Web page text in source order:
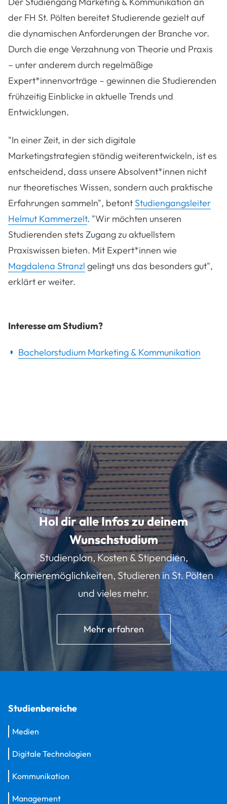
der FH St. Pölten bereitet Studierende gezielt auf
die dynamischen Anforderungen der Branche vor.
Durch die enge Verzahnung von Theorie und Praxis
– unter anderem durch regelmäßige
Expert*innenvorträge – gewinnen die Studierenden
frühzeitig Einblicke in aktuelle Trends und
Entwicklungen.
"In einer Zeit, in der sich digitale
Marketingstrategien ständig weiterentwickeln, ist es
entscheidend, dass unsere Absolvent*innen nicht
nur theoretisches Wissen, sondern auch praktische
Erfahrungen sammeln", betont Studiengangsleiter
Helmut Kammerzelt. "Wir möchten unseren
Studierenden stets Zugang zu aktuellstem
Praxiswissen bieten. Mit Expert*innen wie
Magdalena Stranzl gelingt uns das besonders gut",
erklärt er weiter.
Interesse am Studium?
Bachelorstudium Marketing & Kommunikation
Hol dir alle Infos zu deinem
Wunschstudium
Studienplan, Kosten & Stipendien,
Karrieremöglichkeiten, Studieren in St. Pölten
und vieles mehr.
Mehr erfahren
Studienbereiche
Medien
Digitale Technologien
Kommunikation
Management